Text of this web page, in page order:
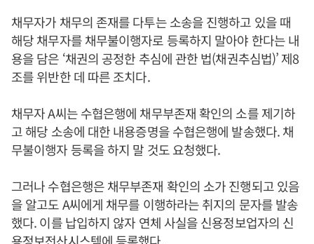
채무자가 채무의 존재를 다투는 소송을 진행하고 있을 때
해당 채무자를 채무불이행자로 등록하지 말아야 한다는 내
용을 담은 ‘채권의 공정한 추심에 관한 법(채권추심법)’ 제8
조를 위반한 데 따른 조치다.
채무자 A씨는 수협은행에 채무부존재 확인의 소를 제기하
고 해당 소송에 대한 내용증명을 수협은행에 발송했다. 채
무불이행자 등록을 하지 말 것도 요청했다.
그러나 수협은행은 채무부존재 확인의 소가 진행되고 있음
을 알고도 A씨에게 채무를 이행하라는 취지의 문자를 발송
했다. 이를 납입하지 않자 연체 사실을 신용정보업자의 신
용정보전산시스템에 등록했다.